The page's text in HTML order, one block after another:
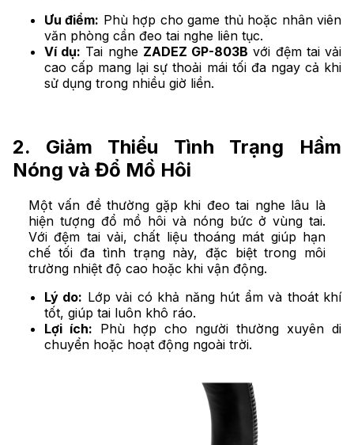
Ưu điểm: Phù hợp cho game thủ hoặc nhân viên
văn phòng cần đeo tai nghe liên tục.
Ví dụ: Tai nghe ZADEZ GP-803B với đệm tai vải
cao cấp mang lại sự thoải mái tối đa ngay cả khi
sử dụng trong nhiều giờ liền.
2. Giảm Thiểu Tình Trạng Hầm
Nóng và Đổ Mồ Hôi
Một vấn đề thường gặp khi đeo tai nghe lâu là
hiện tượng đổ mồ hôi và nóng bức ở vùng tai.
Với đệm tai vải, chất liệu thoáng mát giúp hạn
chế tối đa tình trạng này, đặc biệt trong môi
trường nhiệt độ cao hoặc khi vận động.
Lý do: Lớp vải có khả năng hút ẩm và thoát khí
tốt, giúp tai luôn khô ráo.
Lợi ích: Phù hợp cho người thường xuyên di
chuyển hoặc hoạt động ngoài trời.